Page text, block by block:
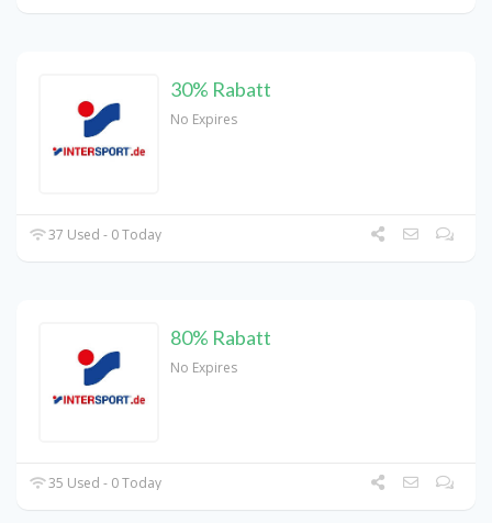
30% Rabatt
No Expires
37 Used - 0 Today
80% Rabatt
No Expires
35 Used - 0 Today